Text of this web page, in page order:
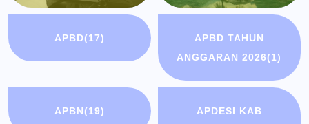
APBD(17)
APBD TAHUN
ANGGARAN 2026(1)
APBN(19)
APDESI KAB